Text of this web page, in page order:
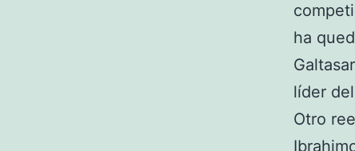
ha
líder
Otro